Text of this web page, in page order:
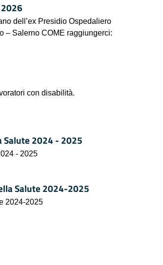
2026
dell’ex Presidio Ospedaliero
– Salerno COME raggiungerci:
con disabilità.
Salute 2024 - 2025
- 2025
Salute 2024-2025
2024-2025